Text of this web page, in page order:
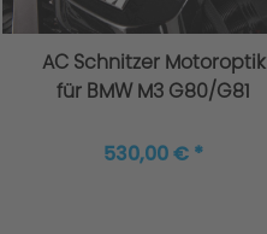
AC Schnitzer Motoroptik
für BMW M3 G80/G81
530,00 € *